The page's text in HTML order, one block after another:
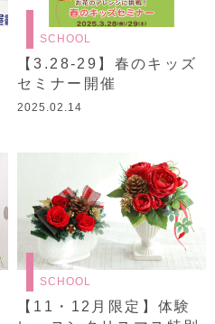
SCHOOL
【3.28-29】春のキッズ
セミナー開催
2025.02.14
SCHOOL
【11・12月限定】体験